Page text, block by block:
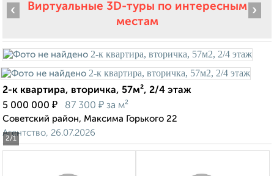
Виртуальные 3D-туры по интересным
местам
2/1
‹ ›
2-к квартира, вторичка, 57м², 2/4 этаж
5 000 000 ₽ 87 300 ₽ за м²
Советский район, Максима Горького 22
Агентство, 26.07.2026